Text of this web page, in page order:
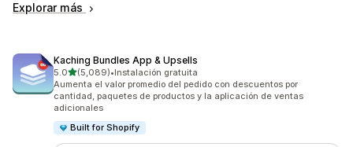
Explorar más
Kaching Bundles App & Upsells
5.0de 5 estrellas
(5,089)
5089 reseñas en total
•Instalación gratuita
Aumenta el valor promedio del pedido con descuentos por
cantidad, paquetes de productos y la aplicación de ventas
adicionales
Built for Shopify